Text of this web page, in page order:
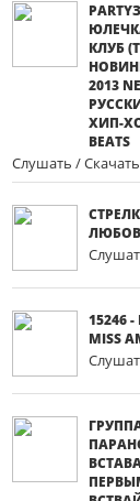
КЛУБ
2013
ХИП-
BEATS
Слушать / Скачать
15246 -
MISS